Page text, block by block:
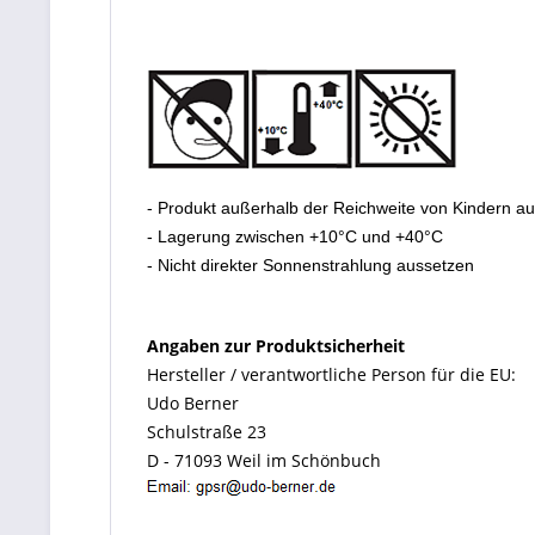
- Produkt außerhalb der Reichweite von Kindern
- Lagerung zwischen +10°C und +40°C
- Nicht direkter Sonnenstrahlung aussetzen
Angaben zur Produktsicherheit
Hersteller / verantwortliche Person für die EU:
Udo Berner
Schulstraße 23
D - 71093 Weil im Schönbuch